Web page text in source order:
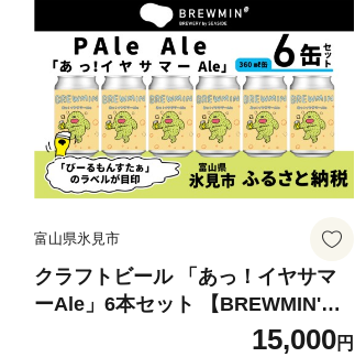
富山県氷見市
クラフトビール 「あっ！イヤサマ
ーAle」6本セット 【BREWMIN'のP
15,000円